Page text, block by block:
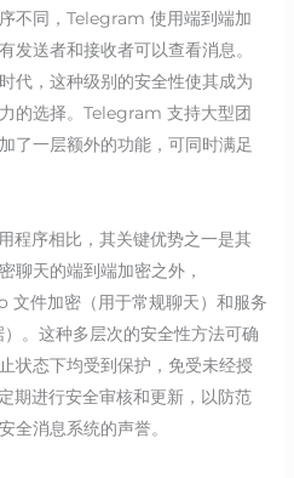
不同，Telegram 使用端到端加
发送者和接收者可以查看消息。
代，这种级别的安全性使其成为
的选择。Telegram 支持大型团
了一层额外的功能，可同时满足
程序相比，其关键优势之一是其
聊天的端到端加密之外，
件加密（用于常规聊天）和服务
。这种多层次的安全性方法可确
状态下均受到保护，免受未经授
期进行安全审核和更新，以防范
全消息系统的声誉。